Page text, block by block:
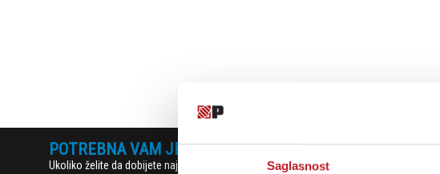
Saglasnost
POTREBNA VAM JE POMOĆ? POZOVITE NAS!
Ukoliko želite da dobijete najnovije informacije o novitetima i popustima, prijavite se na